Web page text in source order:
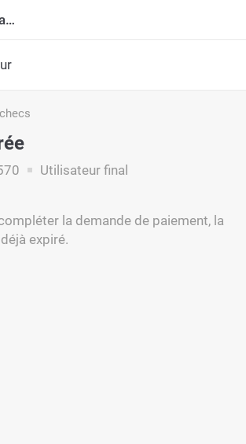
Documentation
Utilisateur final
la demande de paiement, la
expiré.